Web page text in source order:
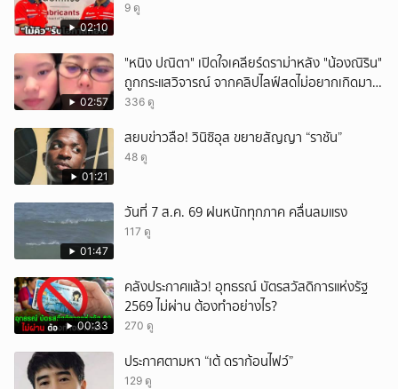
02:10
9 ดู
02:57
"หนิง ปณิตา" เปิดใจเคลียร์ดราม่าหลัง "น้องณิริน"
ถูกกระแสวิจารณ์ จากคลิปไลฟ์สดไม่อยากเกิดมา
หน้าเหมือนพ่อ
336 ดู
01:21
สยบข่าวลือ! วินิซิอุส ขยายสัญญา “ราชัน”
48 ดู
01:47
วันที่ 7 ส.ค. 69 ฝนหนักทุกภาค คลื่นลมแรง
117 ดู
00:33
คลังประกาศแล้ว! อุทธรณ์ บัตรสวัสดิการแห่งรัฐ
2569 ไม่ผ่าน ต้องทำอย่างไร?
270 ดู
ประกาศตามหา “เต้ ดราก้อนไฟว์”
129 ดู